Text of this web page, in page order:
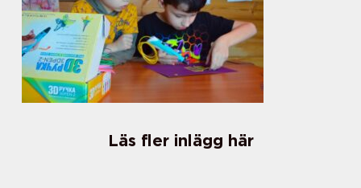
Läs fler inlägg här